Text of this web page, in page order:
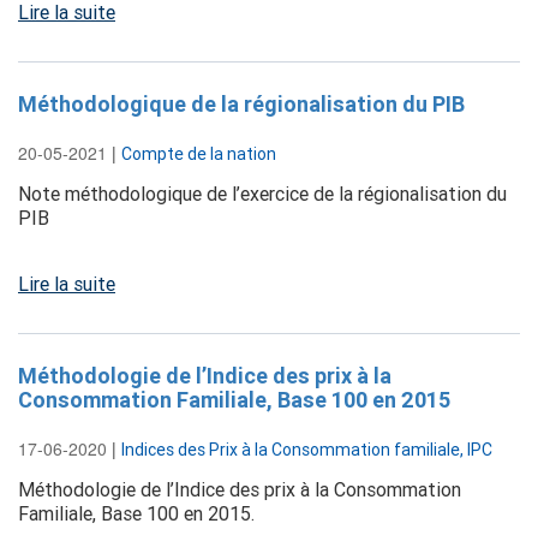
Lire la suite
Méthodologique de la régionalisation du PIB
20-05-2021 | Compte de la nation
Note méthodologique de l’exercice de la régionalisation du
PIB
Lire la suite
Méthodologie de l’Indice des prix à la
Consommation Familiale, Base 100 en 2015
17-06-2020 | Indices des Prix à la Consommation familiale, IPC
Méthodologie de l’Indice des prix à la Consommation
Familiale, Base 100 en 2015.